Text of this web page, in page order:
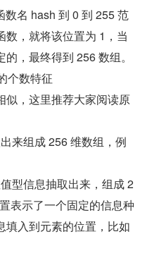
数名 hash 到 0 到 255 范
数，就将该位置为 1，当
，最终得到 256 数组。
个数特征
似，这里推荐大家阅读原
来组成 256 维数组，例
型信息抽取出来，组成 2
表示了一个固定的信息种
填入到元素的位置，比如